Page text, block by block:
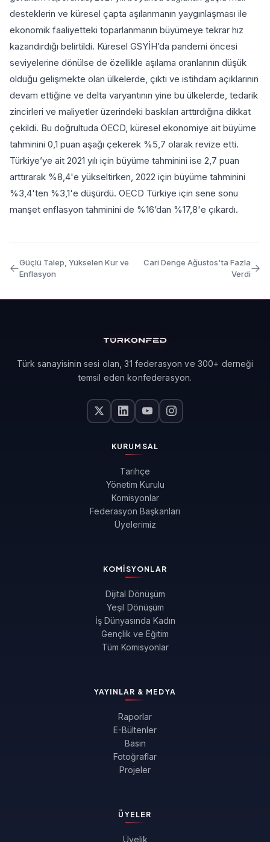
desteklerin ve küresel çapta aşılanmanın yaygınlaşması ile
ekonomik faaliyetteki toparlanmanın büyümeye tekrar hız
kazandırdığı belirtildi. Küresel GSYİH’da pandemi öncesi
seviyelerine dönülse de özellikle aşılama oranlarının düşük
olduğu gelişmekte olan ülkelerde, çıktı ve istihdam açıklarının
devam ettiğine ve delta varyantının yine bu ülkelerde, tedarik
zincirleri ve maliyetler üzerindeki baskıları arttırdığına dikkat
çekildi. Bu doğrultuda OECD, küresel ekonomiye ait büyüme
tahminini 0,1 puan aşağı çekerek %5,7 olarak revize etti.
Türkiye’ye ait 2021 yılı için büyüme tahminini ise 2,7 puan
arttırarak %8,4'e yükseltirken, 2022 için büyüme tahminini
%3,4'ten %3,1'e düşürdü. OECD Türkiye için sene sonu
manşet enflasyon tahminini de %16’dan %17,8'e çıkardı.
Güçlü Talep, Yükselen Kur ve
Enflasyon
Cari Denge Ağustos'ta Fazla
Verdi
Türk sanayisinin sesi olan, 31 federasyon ve 300+ derneği
temsil eden konfederasyon.
KURUMSAL
Tarihçe
Yönetim Kurulu
Komisyonlar
Federasyon Başkanları
Üyelerimiz
KOMISYONLAR
Dijital Dönüşüm
Yeşil Dönüşüm
İş Dünyasında Kadın
Gençlik ve Eğitim
Tüm Komisyonlar
YAYINLAR & MEDYA
Raporlar
E-Bültenler
Basın
Fotoğraflar
Projeler
ÜYELER
Üyelik